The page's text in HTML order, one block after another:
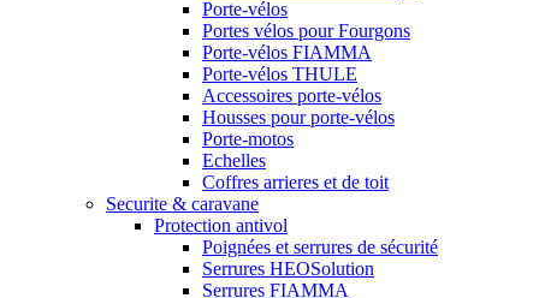
Porte-vélos
Portes vélos pour Fourgons
Porte-vélos FIAMMA
Porte-vélos THULE
Accessoires porte-vélos
Housses pour porte-vélos
Porte-motos
Echelles
Coffres arrieres et de toit
Securite & caravane
Protection antivol
Poignées et serrures de sécurité
Serrures HEOSolution
Serrures FIAMMA